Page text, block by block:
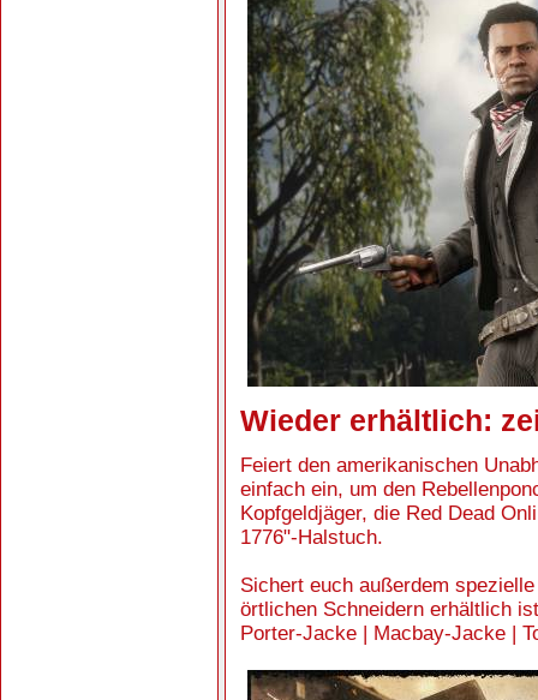
Wieder erhältlich:
Feiert den amerikanischen
einfach ein, um den
Kopfgeldjäger, die Red Dead
1776"-Halstuch.
Sichert euch außerdem
örtlichen Schneidern erhältlich
Porter-Jacke | Macbay-Jacke |